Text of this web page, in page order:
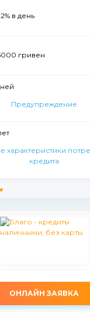
в день
гривен
Предупреждение
характеристики
кредита
ОНЛАЙН ЗАЯВКА